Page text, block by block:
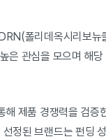
폴리데옥시리보뉴
은 관심을 모으며 해
해 제품 경쟁력을 검
정된 브랜드는 펀딩